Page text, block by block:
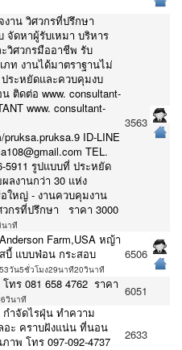
าน วิศวกรที่ปรึกษา
จัดหาผู้รับเหมา บริหาร
วิศวกรมืออาชีพ รับ
ท งานได้มาตราฐานไม่
ระหยัดและควบคุมงบ
ติดต่อ www. consultant-
www. consultant-
ID-LINE
TEL.
5911 รูปแบบที่ ประหยัด
ลงานกว่า 30 แห่ง
อใหญ่ - งานควบคุมงาน
วกรที่ปรึกษา ราคา 3000
นาที
3563
Farm,USA หญ้า
บี้ แบบฟ่อน กระสอบ
วัน5ชั่วโมง29นาที20วินาที
6506
ร 081 658 4762 ราคา
วินาที
6051
ำจัดไรฝุ่น ทำความ
อะ คราบฝังแน่น‎ ที่นอน
พ โทร 097-092-4737
2633